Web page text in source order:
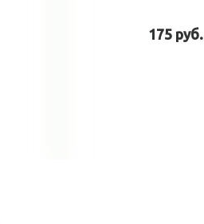
175 руб.